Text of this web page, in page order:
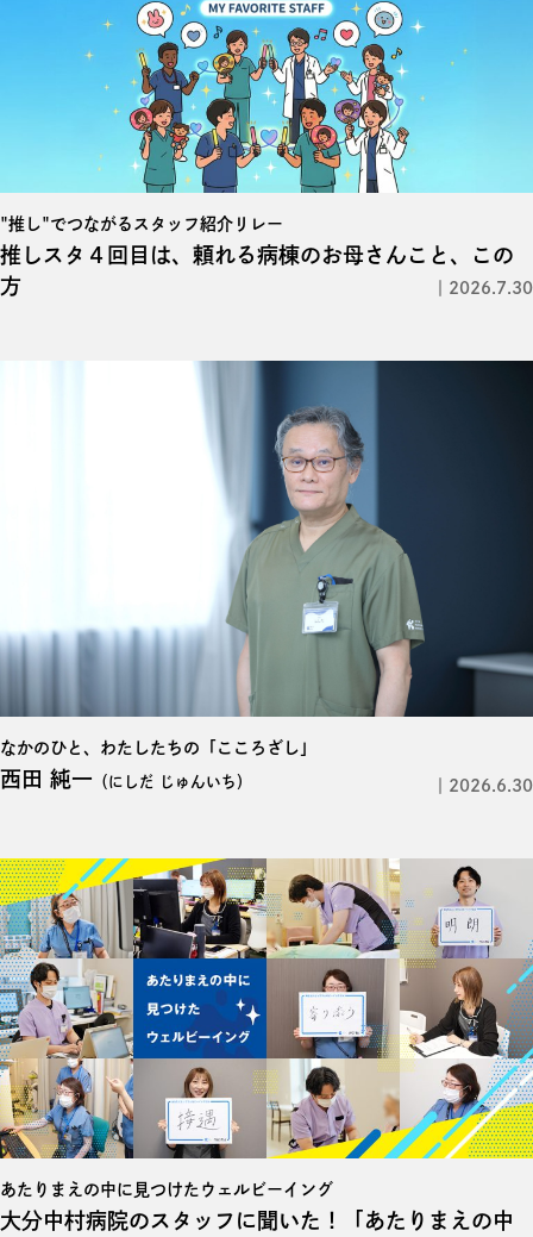
"推し"でつながるスタッフ紹介リレー
推しスタ４回目は、頼れる病棟のお母さんこと、この
方
2026.7.30
なかのひと、わたしたちの「こころざし」
西田 純一 （にしだ じゅんいち） 2026.6.30
あたりまえの中に見つけたウェルビーイング
大分中村病院のスタッフに聞いた！「あたりまえの中